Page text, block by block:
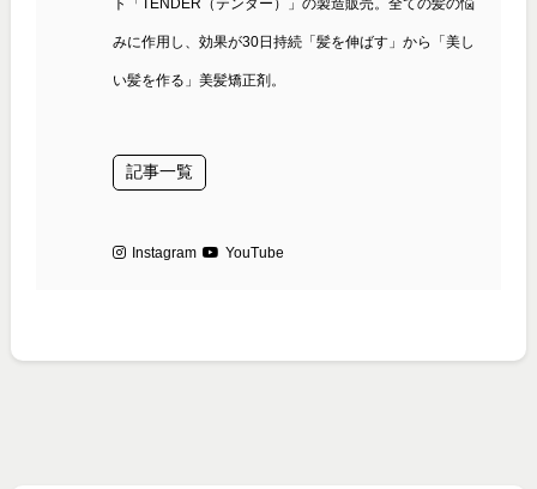
ト「TENDER（テンダー）」の製造販売。全ての髪の悩
みに作用し、効果が30日持続「髪を伸ばす」から「美し
い髪を作る」美髪矯正剤。
記事一覧
Instagram YouTube